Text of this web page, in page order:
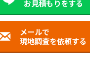
お見積もりをする
メールで
現地調査を依頼する